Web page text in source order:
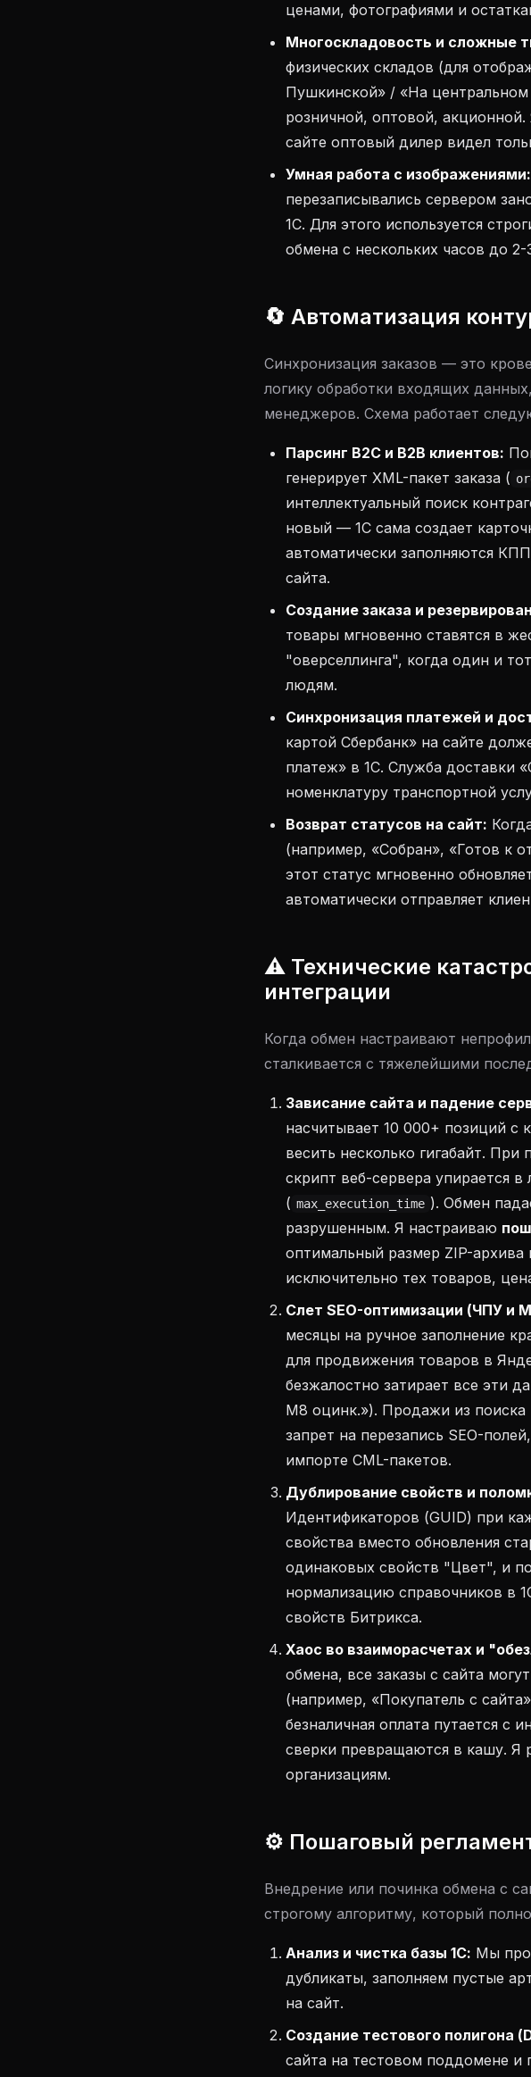
ценами, фотографиями и
Многоскладовость и сложные
физических складов (для
Пушкинской» / «На центральном
розничной, оптовой,
сайте оптовый дилер видел
Умная работа с изображениями:
перезаписывались сервером
1С. Для этого используется
обмена с нескольких часов до
🔄 Автоматизация
Синхронизация заказов — это
логику обработки входящих
менеджеров. Схема работает
Парсинг B2C и B2B клиентов:
генерирует XML-пакет заказа (
интеллектуальный поиск
новый — 1С сама создает
автоматически заполняются
сайта.
Создание заказа и
товары мгновенно ставятся в
"оверселлинга", когда один и
людям.
Синхронизация платежей и
картой Сбербанк» на сайте
платеж» в 1С. Служба доставки
номенклатуру транспортной
Возврат статусов на сайт:
(например, «Собран», «Готов к
этот статус мгновенно
автоматически отправляет
⚠️ Технические
интеграции
Когда обмен настраивают
сталкивается с тяжелейшими
Зависание сайта и падение
насчитывает 10 000+ позиций с
весить несколько гигабайт.
скрипт веб-сервера упирается
( max_execution_time ). Обмен
разрушенным. Я настраиваю
оптимальный размер ZIP-
исключительно тех товаров,
Слет SEO-оптимизации (ЧПУ и
месяцы на ручное заполнение
для продвижения товаров в
безжалостно затирает все эти
М8 оцинк.»). Продажи из поиска
запрет на перезапись SEO-
импорте CML-пакетов.
Дублирование свойств и
Идентификаторов (GUID) при
свойства вместо обновления
одинаковых свойств "Цвет", и
нормализацию справочников в
свойств Битрикса.
Хаос во взаиморасчетах и
обмена, все заказы с сайта
(например, «Покупатель с
безналичная оплата путается с
сверки превращаются в кашу. Я
организациям.
⚙️ Пошаговый
Внедрение или починка обмена с
строгому алгоритму, который
Анализ и чистка базы 1С: Мы
дубликаты, заполняем пустые
на сайт.
Создание тестового полигона
сайта на тестовом поддомене